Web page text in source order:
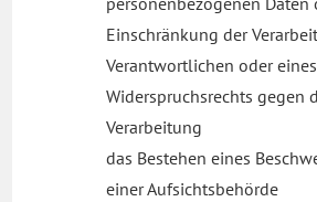
Einschränkung der
Verantwortlichen oder eines
Widerspruchsrechts gegen
Verarbeitung
das Bestehen eines
einer Aufsichtsbehörde